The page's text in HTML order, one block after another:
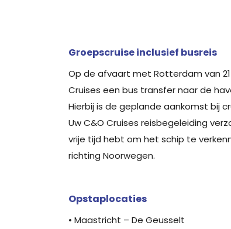
Groepscruise inclusief busreis
Op de afvaart met Rotterdam van
Cruises een bus transfer naar de
Hierbij is de geplande aankomst bij
Uw C&O Cruises reisbegeleiding
vrije tijd hebt om het schip te
richting Noorwegen.
Opstaplocaties
• Maastricht – De Geusselt